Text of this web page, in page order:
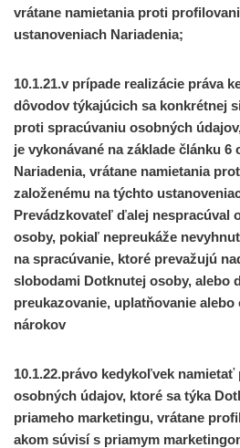
vrátane namietania proti
ustanoveniach Nariadenia;
10.1.21.v prípade realizácie práva
dôvodov týkajúcich sa konkrétnej
proti spracúvaniu osobných
je vykonávané na základe článku 6
Nariadenia, vrátane namietania
založenému na týchto
Prevádzkovateľ ďalej nespracúval
osoby, pokiaľ nepreukáže
na spracúvanie, ktoré prevažujú
slobodami Dotknutej osoby, alebo
preukazovanie, uplatňovanie
nárokov
10.1.22.právo kedykoľvek
osobných údajov, ktoré sa týka
priameho marketingu, vrátane
akom súvisí s priamym